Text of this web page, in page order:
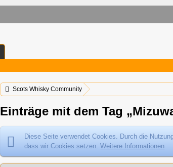
Scots Whisky Community
Einträge mit dem Tag
Diese Seite verwendet Cookies. Durch die
dass wir Cookies setzen.Weitere Informationen